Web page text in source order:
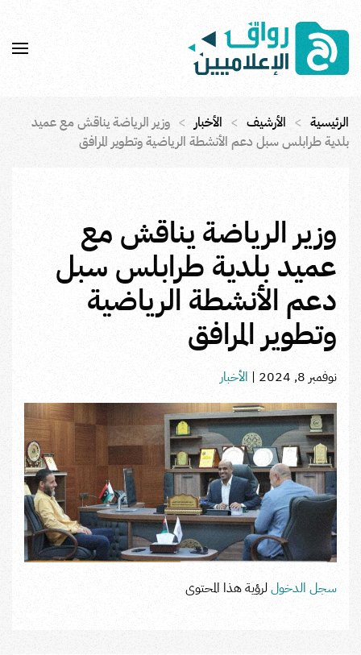
Skip to main content
الرئيسية الأرشيف الأخبار
وزير الرياضة يناقش مع عميد
بلدية طرابلس سبل دعم الأنشطة الرياضية وتطوير المرافق
وزير الرياضة يناقش مع
عميد بلدية طرابلس سبل
دعم الأنشطة الرياضية
وتطوير المرافق
نوفمبر 8, 2024 | الأخبار
سجل الدخوللرؤية هذا المحتوى